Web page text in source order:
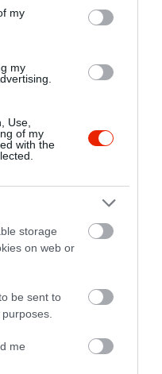
my
my
Use,
of my
with the
storage
on web or
be sent to
me
a felső
utáni
is állapodtunk
2 hónappal
2 héttel az
az energiaárakra
a
a felső szint
nem erről
kiderült, hanem
társaság is
10-el többen
0